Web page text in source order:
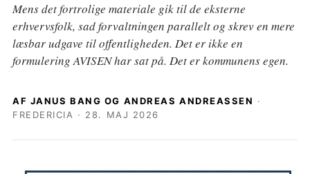
Mens det fortrolige materiale gik til de eksterne
erhvervsfolk, sad forvaltningen parallelt og skrev en mere
læsbar udgave til offentligheden. Det er ikke en
formulering AVISEN har sat på. Det er kommunens egen.
AF JANUS BANG OG ANDREAS ANDREASSEN ·
FREDERICIA · 28. MAJ 2026